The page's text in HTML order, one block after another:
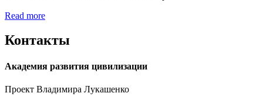
Read more
Контакты
Академия развития цивилизации
Проект Владимира Лукашенко